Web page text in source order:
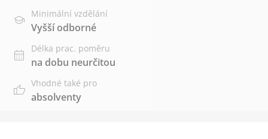
Minimální vzdělání
Vyšší odborné
Délka prac. poměru
na dobu neurčitou
Vhodné také pro
absolventy